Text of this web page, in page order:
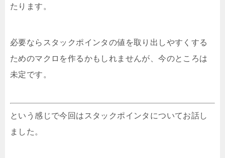
たります。
必要ならスタックポインタの値を取り出しやすくする
ためのマクロを作るかもしれませんが、今のところは
未定です。
という感じで今回はスタックポインタについてお話し
ました。